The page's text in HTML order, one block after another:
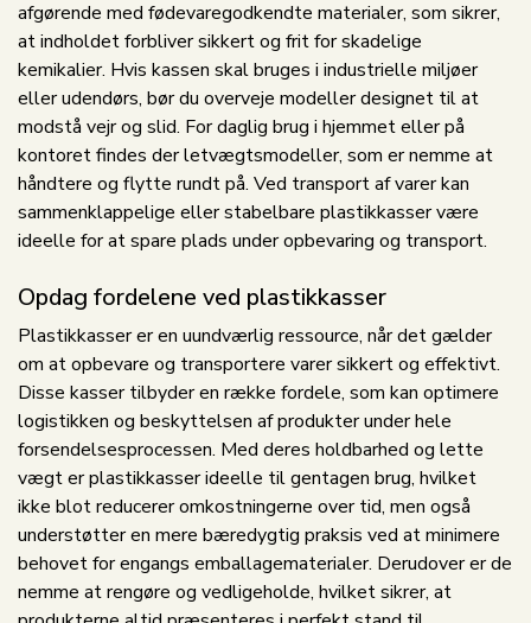
afgørende med fødevaregodkendte materialer, som sikrer,
at indholdet forbliver sikkert og frit for skadelige
kemikalier. Hvis kassen skal bruges i industrielle miljøer
eller udendørs, bør du overveje modeller designet til at
modstå vejr og slid. For daglig brug i hjemmet eller på
kontoret findes der letvægtsmodeller, som er nemme at
håndtere og flytte rundt på. Ved transport af varer kan
sammenklappelige eller stabelbare plastikkasser være
ideelle for at spare plads under opbevaring og transport.
Opdag fordelene ved plastikkasser
Plastikkasser er en uundværlig ressource, når det gælder
om at opbevare og transportere varer sikkert og effektivt.
Disse kasser tilbyder en række fordele, som kan optimere
logistikken og beskyttelsen af produkter under hele
forsendelsesprocessen. Med deres holdbarhed og lette
vægt er plastikkasser ideelle til gentagen brug, hvilket
ikke blot reducerer omkostningerne over tid, men også
understøtter en mere bæredygtig praksis ved at minimere
behovet for engangs emballagematerialer. Derudover er de
nemme at rengøre og vedligeholde, hvilket sikrer, at